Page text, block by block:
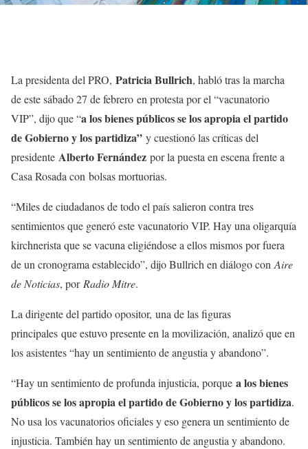
La presidenta del PRO, Patricia Bullrich, habló tras la marcha
de este sábado 27 de febrero en protesta por el “vacunatorio
VIP”, dijo que “a los bienes públicos se los apropia el partido
de Gobierno y los partidiza” y cuestionó las críticas del
presidente Alberto Fernández por la puesta en escena frente a
Casa Rosada con bolsas mortuorias.
“Miles de ciudadanos de todo el país salieron contra tres
sentimientos que generó este vacunatorio VIP. Hay una oligarquía
kirchnerista que se vacuna eligiéndose a ellos mismos por fuera
de un cronograma establecido”, dijo Bullrich en diálogo con Aire
de Noticias, por Radio Mitre.
La dirigente del partido opositor, una de las figuras
principales que estuvo presente en la movilización, analizó que en
los asistentes “hay un sentimiento de angustia y abandono”.
“Hay un sentimiento de profunda injusticia, porque a los bienes
públicos se los apropia el partido de Gobierno y los partidiza.
No usa los vacunatorios oficiales y eso genera un sentimiento de
injusticia. También hay un sentimiento de angustia y abandono.